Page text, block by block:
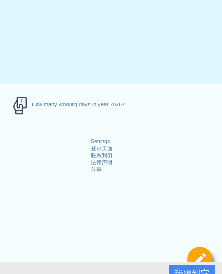
How many working days in year 2026?
Settings
登录页面
联系我们
法律声明
分享
定